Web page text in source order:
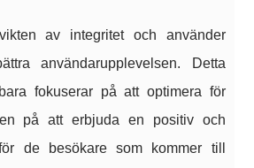
av integritet och använder
användarupplevelsen. Detta
fokuserar på att optimera för
på att erbjuda en positiv och
de besökare som kommer till